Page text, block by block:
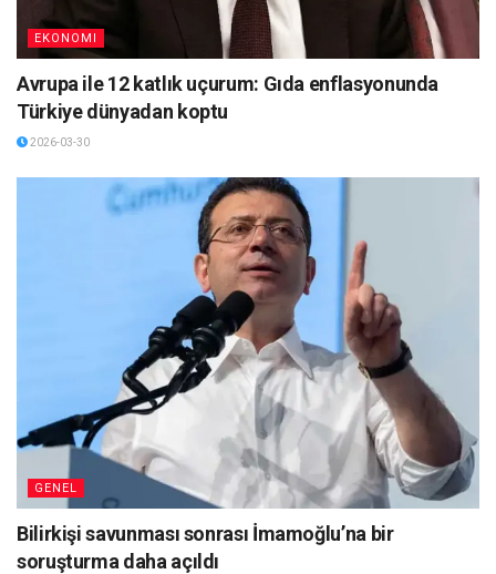
EKONOMI
Avrupa ile 12 katlık uçurum: Gıda enflasyonunda
Türkiye dünyadan koptu
2026-03-30
GENEL
Bilirkişi savunması sonrası İmamoğlu’na bir
soruşturma daha açıldı